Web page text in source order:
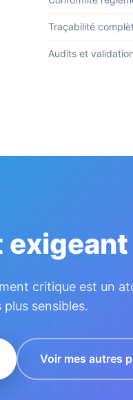
Traçabilité
Audits et
exigeant
critique est un
plus sensibles.
Voir mes autres